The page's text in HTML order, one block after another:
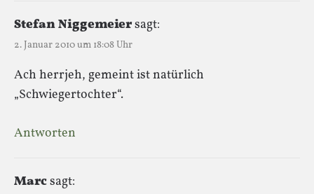
Stefan Niggemeiersagt:
2. Januar 2010 um 18:08 Uhr
Ach herrjeh, gemeint ist natürlich
„Schwiegertochter“.
Antworten
Marcsagt: